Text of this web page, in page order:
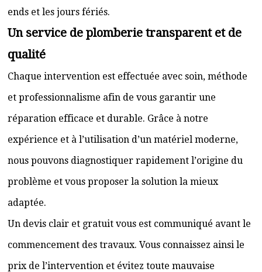
ends et les jours fériés.
Un service de plomberie transparent et de
qualité
Chaque intervention est effectuée avec soin, méthode
et professionnalisme afin de vous garantir une
réparation efficace et durable. Grâce à notre
expérience et à l’utilisation d’un matériel moderne,
nous pouvons diagnostiquer rapidement l’origine du
problème et vous proposer la solution la mieux
adaptée.
Un devis clair et gratuit vous est communiqué avant le
commencement des travaux. Vous connaissez ainsi le
prix de l’intervention et évitez toute mauvaise